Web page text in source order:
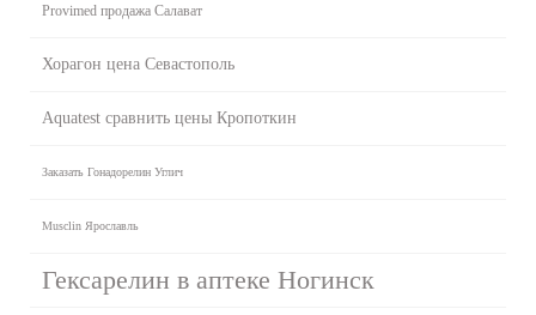
Provimed продажа Салават
Хорагон цена Севастополь
Aquatest сравнить цены Кропоткин
Заказать Гонадорелин Углич
Musclin Ярославль
Гексарелин в аптеке Ногинск